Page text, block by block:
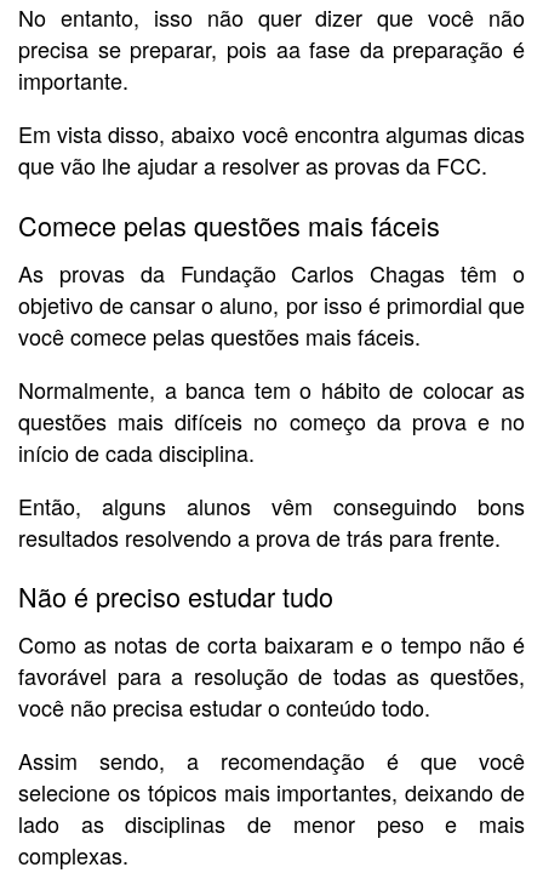
No entanto, isso não quer dizer que você não
precisa se preparar, pois aa fase da preparação é
importante.
Em vista disso, abaixo você encontra algumas dicas
que vão lhe ajudar a resolver as provas da FCC.
Comece pelas questões mais fáceis
As provas da Fundação Carlos Chagas têm o
objetivo de cansar o aluno, por isso é primordial que
você comece pelas questões mais fáceis.
Normalmente, a banca tem o hábito de colocar as
questões mais difíceis no começo da prova e no
início de cada disciplina.
Então, alguns alunos vêm conseguindo bons
resultados resolvendo a prova de trás para frente.
Não é preciso estudar tudo
Como as notas de corta baixaram e o tempo não é
favorável para a resolução de todas as questões,
você não precisa estudar o conteúdo todo.
Assim sendo, a recomendação é que você
selecione os tópicos mais importantes, deixando de
lado as disciplinas de menor peso e mais
complexas.